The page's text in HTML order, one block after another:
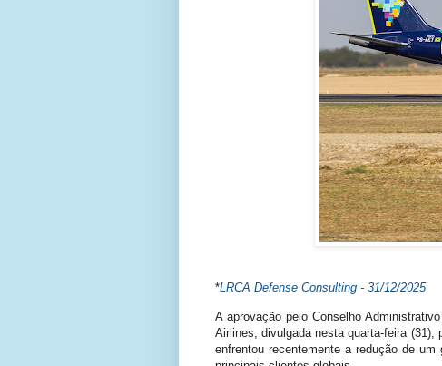
*LRCA Defense Consulting - 31/12/2025
A aprovação pelo Conselho
Airlines, divulgada nesta quarta-feira (31),
enfrentou recentemente a redução de